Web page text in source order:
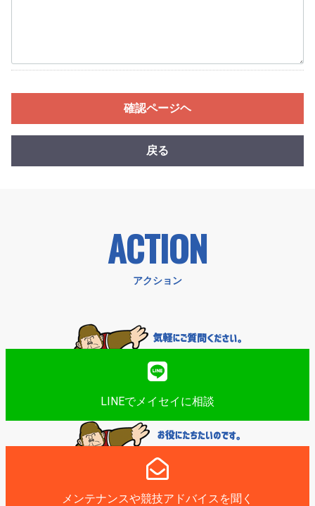
確認ページヘ
戻る
ACTION
アクション
LINEでメイセイに相談
メンテナンスや競技アドバイスを聞く